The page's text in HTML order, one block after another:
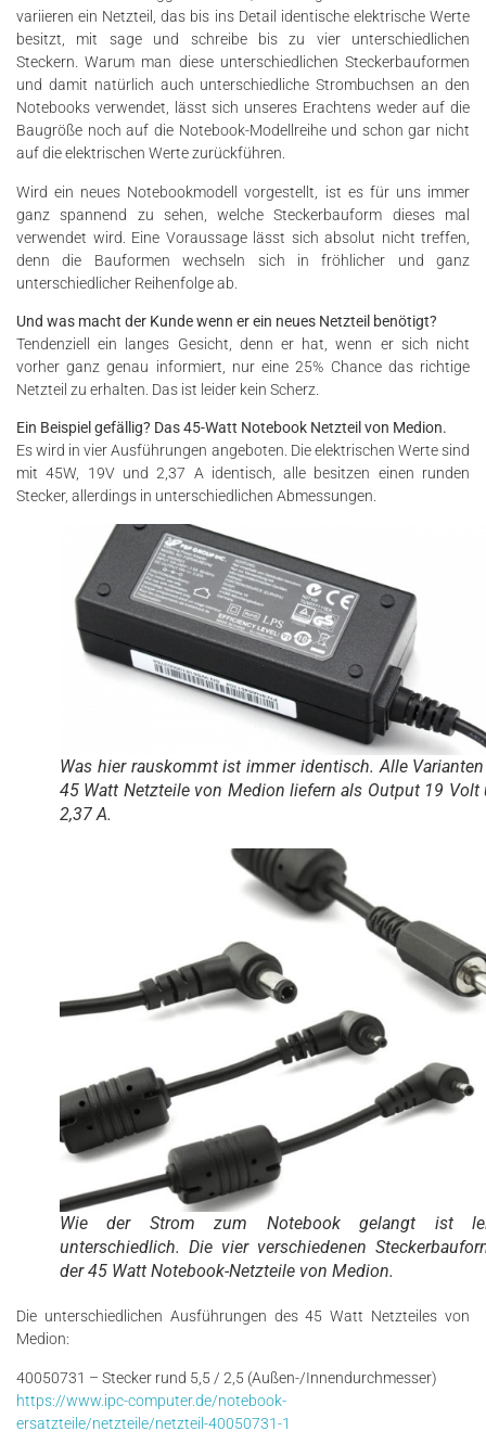
variieren ein Netzteil, das bis ins Detail identische elektrische Werte
besitzt, mit sage und schreibe bis zu vier unterschiedlichen
Steckern. Warum man diese unterschiedlichen Steckerbauformen
und damit natürlich auch unterschiedliche Strombuchsen an den
Notebooks verwendet, lässt sich unseres Erachtens weder auf die
Baugröße noch auf die Notebook-Modellreihe und schon gar nicht
auf die elektrischen Werte zurückführen.
Wird ein neues Notebookmodell vorgestellt, ist es für uns immer
ganz spannend zu sehen, welche Steckerbauform dieses mal
verwendet wird. Eine Voraussage lässt sich absolut nicht treffen,
denn die Bauformen wechseln sich in fröhlicher und ganz
unterschiedlicher Reihenfolge ab.
Und was macht der Kunde wenn er ein neues Netzteil benötigt?
Tendenziell ein langes Gesicht, denn er hat, wenn er sich nicht
vorher ganz genau informiert, nur eine 25% Chance das richtige
Netzteil zu erhalten. Das ist leider kein Scherz.
Ein Beispiel gefällig? Das 45-Watt Notebook Netzteil von Medion.
Es wird in vier Ausführungen angeboten. Die elektrischen Werte sind
mit 45W, 19V und 2,37 A identisch, alle besitzen einen runden
Stecker, allerdings in unterschiedlichen Abmessungen.
Was hier rauskommt ist immer identisch. Alle
45 Watt Netzteile von Medion liefern als Output 19 Volt
2,37 A.
Wie der Strom zum Notebook gelangt ist
unterschiedlich. Die vier verschiedenen
der 45 Watt Notebook-Netzteile von Medion.
Die unterschiedlichen Ausführungen des 45 Watt Netzteiles von
Medion:
40050731 – Stecker rund 5,5 / 2,5 (Außen-/Innendurchmesser)
https://www.ipc-computer.de/notebook-
ersatzteile/netzteile/netzteil-40050731-1